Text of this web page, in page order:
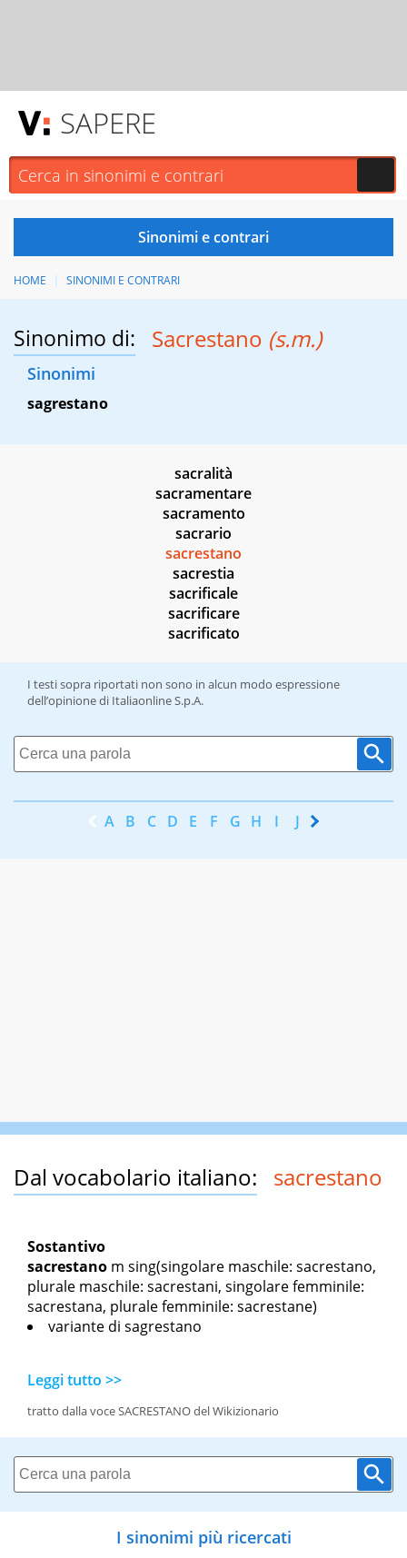
SAPERE
HOME SINONIMI E CONTRARI
Sinonimo di: Sacrestano (s.m.)
Sinonimi
sagrestano
sacralità
sacramentare
sacramento
sacrario
sacrestano
sacrestia
sacrificale
sacrificare
sacrificato
I testi sopra riportati non sono in alcun modo espressione
dell’opinione di Italiaonline S.p.A.
A B C D E F G H I J K
Dal vocabolario italiano: sacrestano
Sostantivo
sacrestano m sing(singolare maschile: sacrestano,
plurale maschile: sacrestani, singolare femminile:
sacrestana, plurale femminile: sacrestane)
variante di sagrestano
Leggi tutto >>
tratto dalla voce SACRESTANO del Wikizionario
I sinonimi più ricercati